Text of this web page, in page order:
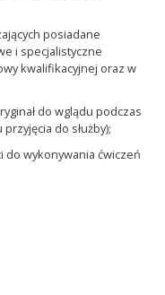
posiadane
i specjalistyczne
kwalifikacyjnej oraz w
do wglądu podczas
do służby);
do wykonywania ćwiczeń